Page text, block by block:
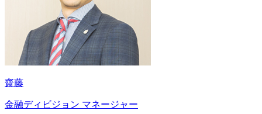
齋藤
金融ディビジョン マネージャー